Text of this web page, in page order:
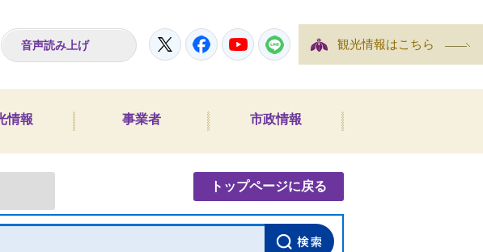
音声読み上げ TwitterFacebookYouTubeLINE 観光情報はこちら
情報 事業者 市政情報
トップページに戻る